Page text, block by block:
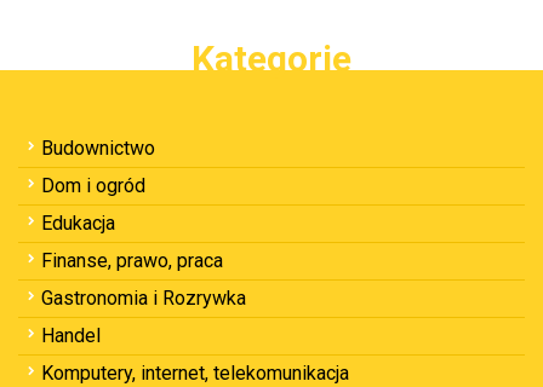
Kategorie
Budownictwo
Dom i ogród
Edukacja
Finanse, prawo, praca
Gastronomia i Rozrywka
Handel
Komputery, internet, telekomunikacja